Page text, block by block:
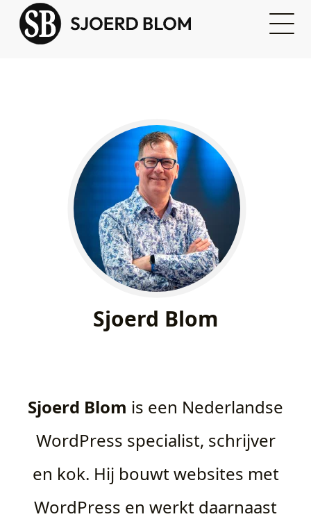
Sjoerd Blom
Sjoerd Blom is een Nederlandse
WordPress specialist, schrijver
en kok. Hij bouwt websites met
WordPress en werkt daarnaast